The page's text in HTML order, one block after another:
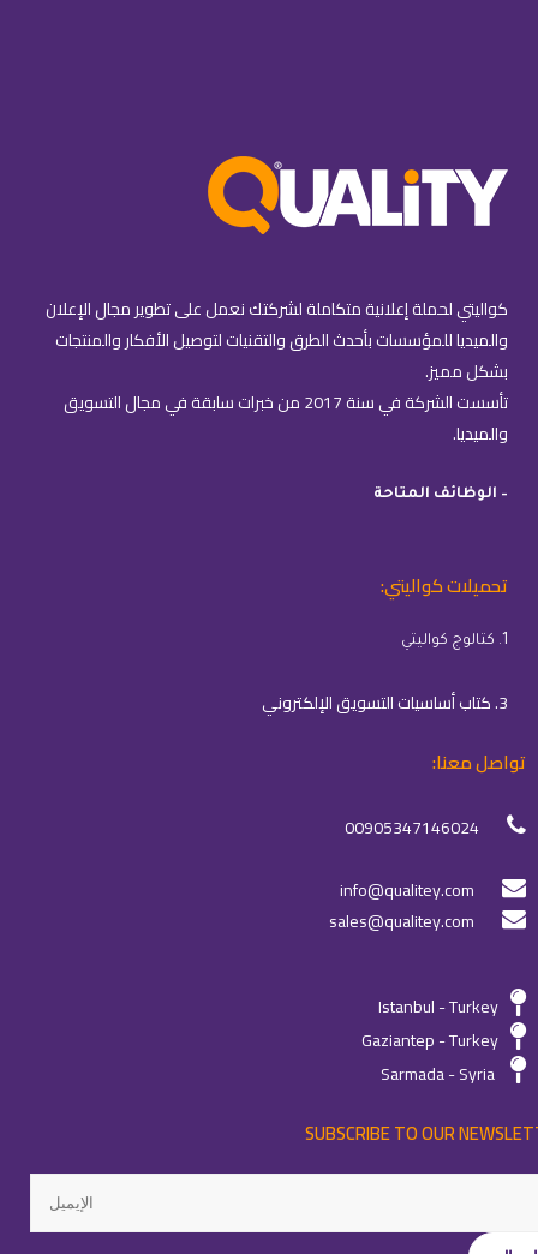
كواليتي لحملة إعلانية متكاملة لشركتك نعمل على تطوير مجال الإعلان
والميديا للمؤسسات بأحدث الطرق والتقنيات لتوصيل الأفكار والمنتجات
بشكل مميز.
تأسست الشركة في سنة 2017 من خبرات سابقة في مجال التسويق
والميديا.
– الوظائف المتاحة
تحميلات كواليتي:
1. كتالوج كواليتي
3. كتاب أساسيات التسويق الإلكتروني
تواصل معنا:
00905347146024
info@qualitey.com
sales@qualitey.com
Istanbul - Turkey
Gaziantep - Turkey
Sarmada - Syria
SUBSCRIBE TO OUR